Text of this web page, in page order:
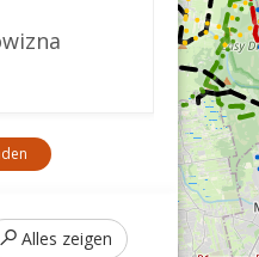
Alles zeigen